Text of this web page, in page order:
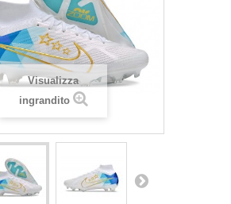
Visualizza
ingrandito